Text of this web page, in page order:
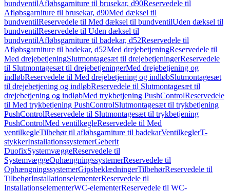
bundventilAfløbsgarniture til brusekar, d90Reservedele til
Afløbsgarniture til brusekar, d90Med dæksel til
bundventilReservedele til Med dæksel til bundventilUden dæksel til
bundventilReservedele til Uden dæksel til
bundventilAfløbsgarniture til badekar, d52Reservedele til
Afløbsgarniture til badekar, d52Med drejebetjeningReservedele til
Med drejebetjeningSlutmontagesæt til drejebetjeningerReservedele
til Slutmontagesæt til drejebetjeningerMed drejebetjening og
indløbReservedele til Med drejebetjening og indløbSlutmontagesæt
til drejebetjening og indløbReservedele til Slutmontagesæt til
drejebetjening og indløbMed trykbetjening PushControlReservedele
til Med trykbetjening PushControlSlutmontagesæt til trykbetjening
PushControlReservedele til Slutmontagesæt til trykbetjening
PushControlMed ventilkegleReservedele til Med
ventilkegleTilbehør til afløbsgarniture til badekarVentilkeglerT-
stykkerInstallationssystemerGeberit
DuofixSystemvæggeReservedele til
SystemvæggeOphængningssystemerReservedele til
OphængningssystemerGipsbeklædningerTilbehørReservedele til
TilbehørInstallationselementerReservedele til
InstallationselementerWC-elementerReservedele til WC-